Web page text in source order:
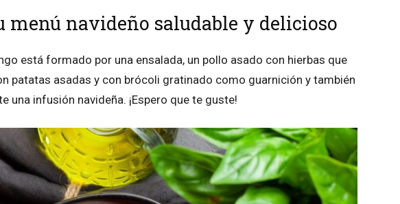
menú navideño saludable y delicioso
está formado por una ensalada, un pollo asado con hierbas que
patatas asadas y con brócoli gratinado como guarnición y también
una infusión navideña. ¡Espero que te guste!